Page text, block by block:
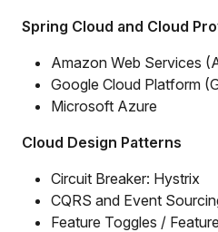
Spring Cloud and Cloud
Amazon Web Services
Google Cloud Platform
Microsoft Azure
Cloud Design Patterns
Circuit Breaker: Hystrix
CQRS and Event
Feature Toggles /